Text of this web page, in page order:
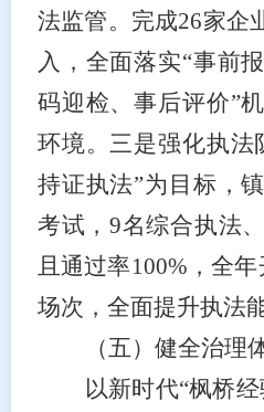
法监管。完成26家企
入，全面落实“事前
码迎检、事后评价”
环境。三是强化执法
持证执法”为目标，
考试，9名综合执法
且通过率100%，全
场次，全面提升执法能
（五）健全治理
以新时代“枫桥